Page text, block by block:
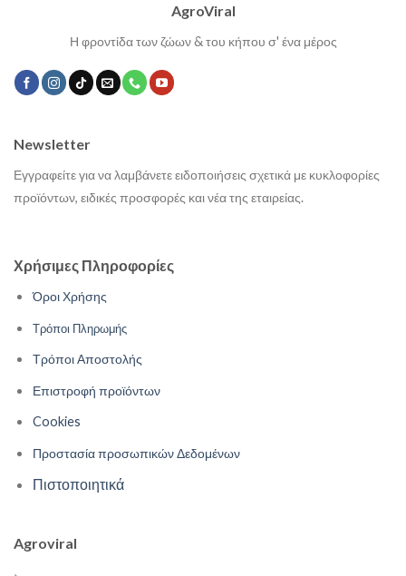
AgroViral
Η φροντίδα των ζώων & του κήπου σ' ένα μέρος
Χρήσιμες Πληροφορίες
Όροι Χρήσης
Τρόποι Πληρωμής
Τρόποι Αποστολής
Επιστροφή προϊόντων
Cookies
Προστασία προσωπικών Δεδομένων
Πιστοποιητικά
Agroviral
Newsletter
Εγγραφείτε για να λαμβάνετε ειδοποιήσεις σχετικά με κυκλοφορίες
προϊόντων, ειδικές προσφορές και νέα της εταιρείας.